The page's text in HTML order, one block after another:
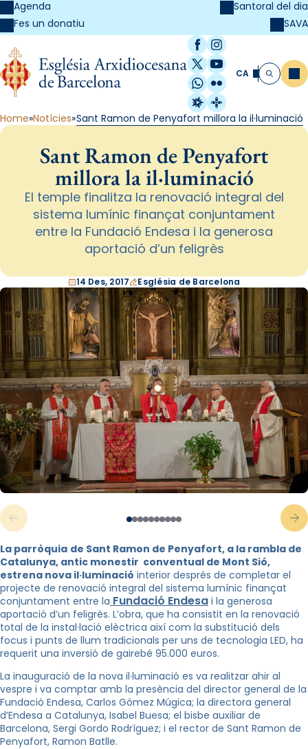
Agenda
Fes un donatiu
Santoral del dia
SAVA
Facebook
Instagram
X / Twitter
YouTube
WhatsApp
Flickr
Radio Estel
Catalunya
CA Cerca
Home Notícies Sant Ramon de Penyafort millora la il·luminació
Sant Ramon de Penyafort
millora la il·luminació
El temple finalitza la renovació integral del
sistema lumínic finançat conjuntament
entre la Fundació Endesa i la generosa
aportació d’un feligrès
14 Des, 2017 Església de Barcelona
La parròquia de Sant Ramon de Penyafort, a la rambla de
Catalunya, antic monestir conventual de Mont Sió,
estrena nova il·luminació interior després de completar el
projecte de renovació integral del sistema lumínic finançat
conjuntament entre la Fundació Endesa i la generosa
aportació d’un feligrès. L’obra, que ha consistit en la renovació
total de la instal·lació elèctrica així com la substitució dels
focus i punts de llum tradicionals per uns de tecnologia LED, ha
requerit una inversió de gairebé 95.000 euros.
La inauguració de la nova il·luminació es va realitzar ahir al
vespre i va comptar amb la presència del director general de la
Fundació Endesa, Carlos Gómez Múgica; la directora general
d’Endesa a Catalunya, Isabel Buesa; el bisbe auxiliar de
Barcelona, Sergi Gordo Rodríguez; i el rector de Sant Ramon de
Penyafort, Ramon Batlle.